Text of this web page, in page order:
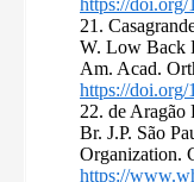
https://doi.org/
21.
W. Low Back
Am. Acad.
https://
22. de Aragão
Br. J.P. São
Organization.
https://